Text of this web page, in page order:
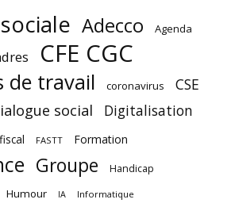
Adecco Agenda
CFE CGC
de travail coronavirus CSE
social Digitalisation
FASTT Formation
Groupe Handicap
Humour IA Informatique